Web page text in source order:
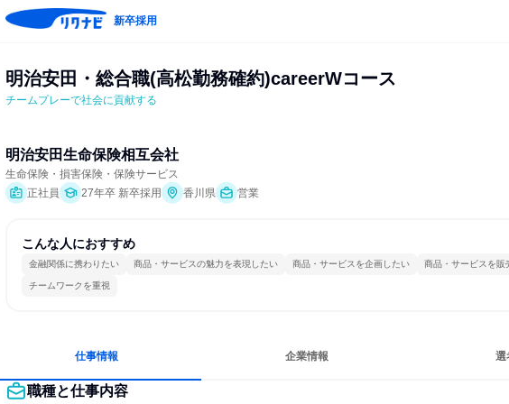
新卒採用
明治安田・総合職(高松勤務確約)careerWコース
チームプレーで社会に貢献する
明治安田生命保険相互会社
生命保険・損害保険・保険サービス
正社員
27年卒 新卒採用 香川県 営業
こんな人におすすめ
金融関係に携わりたい 商品・サービスの魅力を表現したい 商品・サービスを企画したい 商品・サービスを販
チームワークを重視
仕事情報 企業情報 選
職種と仕事内容